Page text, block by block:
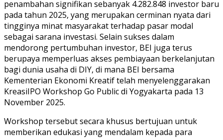
penambahan signifikan sebanyak 4.282.848 investor baru
pada tahun 2025, yang merupakan cerminan nyata dari
tingginya minat masyarakat terhadap pasar modal
sebagai sarana investasi. Selain sukses dalam
mendorong pertumbuhan investor, BEI juga terus
berupaya memperluas akses pembiayaan berkelanjutan
bagi dunia usaha di DIY, di mana BEI bersama
Kementerian Ekonomi Kreatif telah menyelenggarakan
KreasiIPO Workshop Go Public di Yogyakarta pada 13
November 2025.
Workshop tersebut secara khusus bertujuan untuk
memberikan edukasi yang mendalam kepada para